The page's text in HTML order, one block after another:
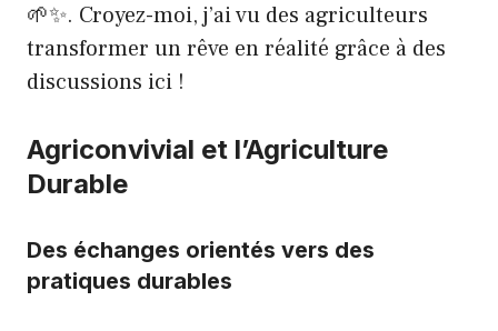
🌱✨. Croyez-moi, j’ai vu des agriculteurs
transformer un rêve en réalité grâce à des
discussions ici !
Agriconvivial et l’Agriculture
Durable
Des échanges orientés vers des
pratiques durables